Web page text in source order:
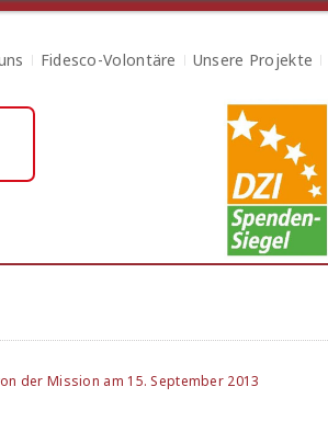
Fidesco-Volontäre Unsere Projekte
der Mission am 15. September 2013